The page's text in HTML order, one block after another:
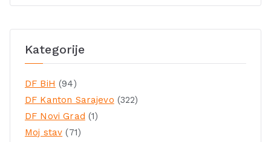
Kategorije
DF BiH (94)
DF Kanton Sarajevo (322)
DF Novi Grad (1)
Moj stav (71)